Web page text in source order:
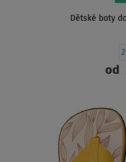
Dětské boty
od